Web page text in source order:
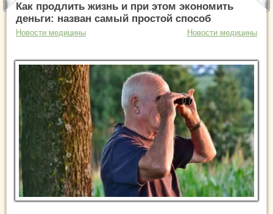
Как продлить жизнь и при этом экономить
деньги: назван самый простой способ
Новости медицины Новости медицины